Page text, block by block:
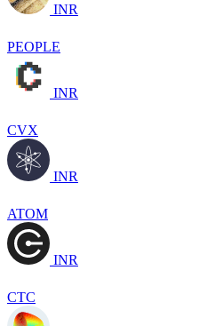
INR
PEOPLE
INR
CVX
INR
ATOM
INR
CTC